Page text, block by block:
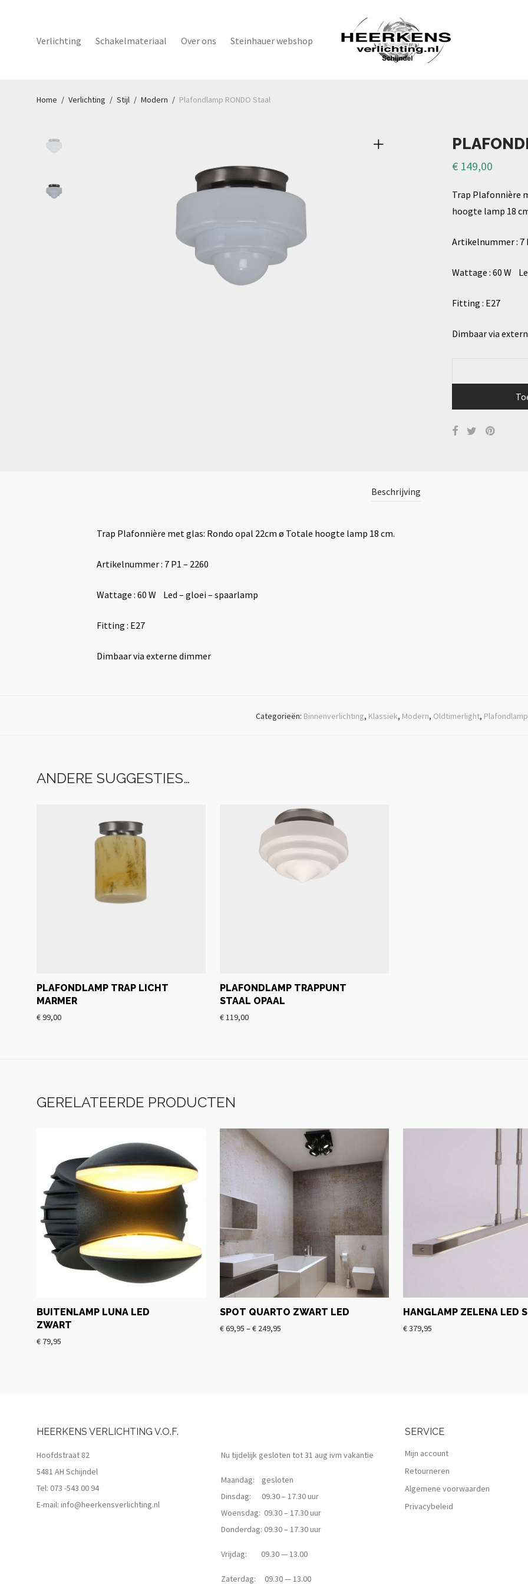
Verlichting Schakelmateriaal Over ons Steinhauer webshop
Home / Verlichting / Stijl / Modern / Plafondlamp RONDO Staal
€ 149,00
Trap Plafonnière
hoogte lamp 18
Artikelnummer : 7
Wattage : 60 W
Fitting : E27
Dimbaar via
Beschrijving
Trap Plafonnière met glas: Rondo opal 22cm ø Totale hoogte lamp 18 cm.
Artikelnummer : 7 P1 – 2260
Wattage : 60 W Led – gloei – spaarlamp
Fitting : E27
Dimbaar via externe dimmer
Categorieën: Binnenverlichting, Klassiek, Modern, Oldtimerlight,
ANDERE SUGGESTIES…
PLAFONDLAMP TRAP LICHT
MARMER
€99,00
PLAFONDLAMP TRAPPUNT
STAAL OPAAL
€119,00
GERELATEERDE PRODUCTEN
BUITENLAMP LUNA LED
ZWART
€ 79,95
SPOT QUARTO ZWART LED
€69,95 –€ 249,95
HANGLAMP ZELENA LED
€379,95
HEERKENS VERLICHTING V.O.F.
Hoofdstraat 82
5481 AH Schijndel
Tel: 073 -543 00 94
E-mail: info@heerkensverlichting.nl
Nu tijdelijk gesloten tot 31 aug ivm vakantie
Maandag: gesloten
Dinsdag: 09.30 – 17.30 uur
Woensdag: 09.30 – 17.30 uur
Donderdag: 09.30 – 17.30 uur
Vrijdag: 09.30 — 13.00
Zaterdag: 09.30 — 13.00
SERVICE
Mijn account
Retourneren
Algemene voorwaarden
Privacybeleid